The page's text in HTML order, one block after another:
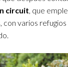
circuit , que
con varios